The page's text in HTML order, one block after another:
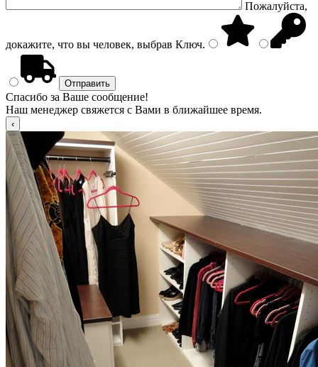
Пожалуйста,
докажите, что вы человек, выбрав Ключ.
Спасибо за Ваше сообщение!
Наш менеджер свяжется с Вами в ближайшее время.